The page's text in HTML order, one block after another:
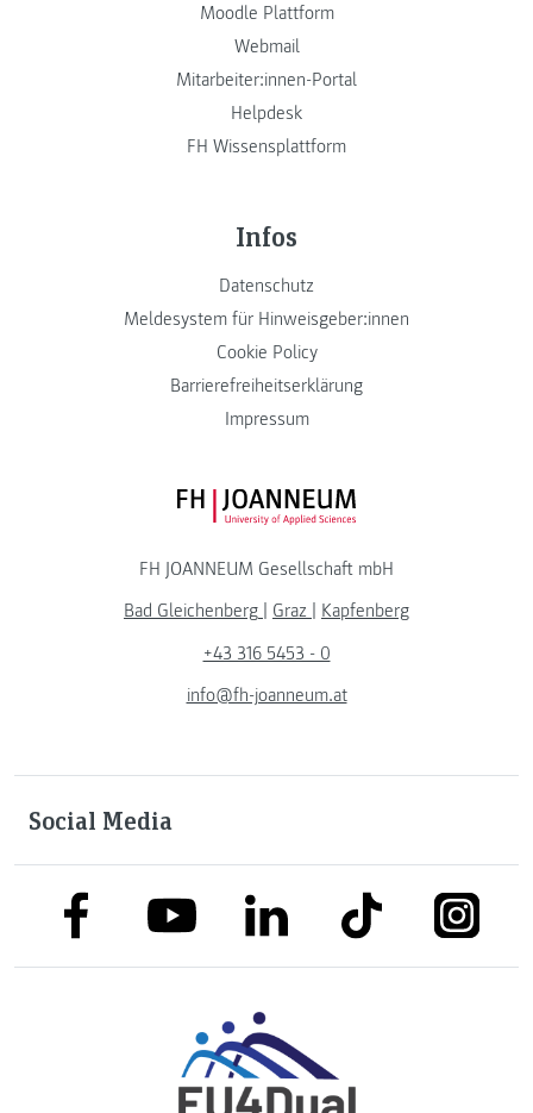
Moodle Plattform
Webmail
Mitarbeiter:innen-Portal
Helpdesk
FH Wissensplattform
Infos
Datenschutz
Meldesystem für Hinweisgeber:innen
Cookie Policy
Barrierefreiheitserklärung
Impressum
FH JOANNEUM Logo
FH JOANNEUM Gesellschaft mbH
Bad Gleichenberg
Graz
Kapfenberg
+43 316 5453 - 0
info@fh-joanneum.at
Social Media
link to facebooklink to youtubelink to linkedinlink to tiktok